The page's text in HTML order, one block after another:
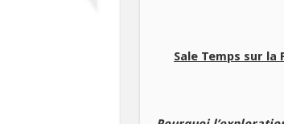
Sale Temps sur la